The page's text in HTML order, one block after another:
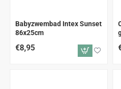
Babyzwembad Intex Sunset
86x25cm
€8,95